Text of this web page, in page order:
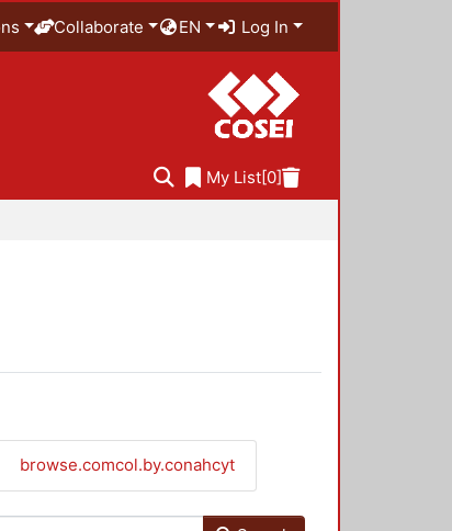
Collaborate EN Log In
My List[0]
browse.comcol.by.conahcyt